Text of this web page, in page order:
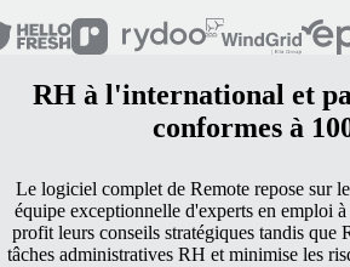
RH à l'international et
conformes à
Le logiciel complet de Remote repose sur
équipe exceptionnelle d'experts en emploi
profit leurs conseils stratégiques tandis que
tâches administratives RH et minimise les